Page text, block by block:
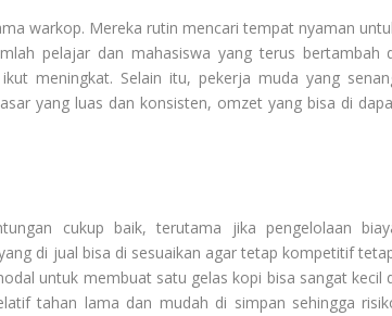
warkop. Mereka rutin mencari tempat nyaman
pelajar dan mahasiswa yang terus bertambah
meningkat. Selain itu, pekerja muda yang
yang luas dan konsisten, omzet yang bisa di
cukup baik, terutama jika pengelolaan
di jual bisa di sesuaikan agar tetap kompetitif
untuk membuat satu gelas kopi bisa sangat kecil
tahan lama dan mudah di simpan sehingga